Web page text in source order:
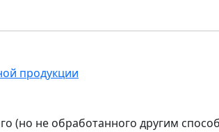
продукции
(но не обработанного другим